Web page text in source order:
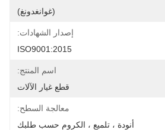
(غوانغدونغ)
إصدار الشهادات:
ISO9001:2015
اسم المنتج:
قطع غيار الآلات
معالجة السطح:
أنودة ، تلميع ، الكروم حسب طلبك